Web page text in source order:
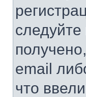
email
что